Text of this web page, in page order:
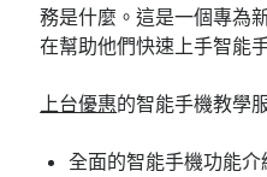
務是什麼。這是一個專為
在幫助他們快速上手智能
上台優惠的智能手機教學
全面的智能手機功能介